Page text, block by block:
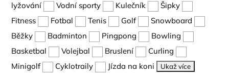
lyžování
Vodní sporty Kulečník
Šipky
Fitness
Fotbal Tenis Golf
Snowboard
Běžky
Badminton Pingpong
Bowling
Basketbal
Volejbal Bruslení
Curling
Minigolf
Cyklotraily Jízda na koni Ukaž více